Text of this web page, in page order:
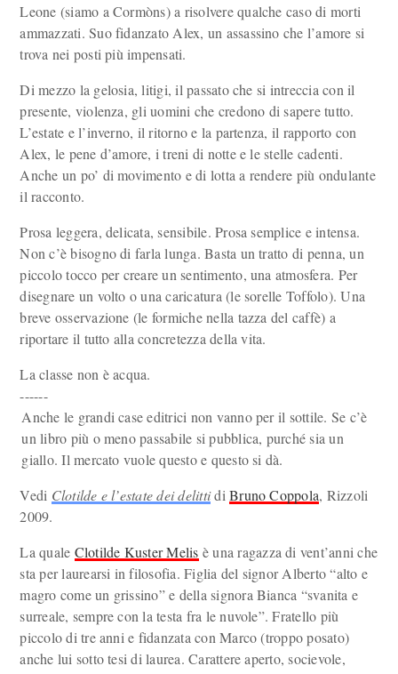
Leone (siamo a Cormòns) a risolvere qualche caso di morti
ammazzati. Suo fidanzato Alex, un assassino che l’amore si
trova nei posti più impensati.
Di mezzo la gelosia, litigi, il passato che si intreccia con il
presente, violenza, gli uomini che credono di sapere tutto.
L’estate e l’inverno, il ritorno e la partenza, il rapporto con
Alex, le pene d’amore, i treni di notte e le stelle cadenti.
Anche un po’ di movimento e di lotta a rendere più ondulante
il racconto.
Prosa leggera, delicata, sensibile. Prosa semplice e intensa.
Non c’è bisogno di farla lunga. Basta un tratto di penna, un
piccolo tocco per creare un sentimento, una atmosfera. Per
disegnare un volto o una caricatura (le sorelle Toffolo). Una
breve osservazione (le formiche nella tazza del caffè) a
riportare il tutto alla concretezza della vita.
La classe non è acqua.
------
Anche le grandi case editrici non vanno per il sottile. Se c’è
un libro più o meno passabile si pubblica, purché sia un
giallo. Il mercato vuole questo e questo si dà.
Vedi Clotilde e l’estate dei delittidiBruno Coppola, Rizzoli
2009.
La quale Clotilde Kuster Melis è una ragazza di vent’anni che
sta per laurearsi in filosofia. Figlia del signor Alberto “alto e
magro come un grissino” e della signora Bianca “svanita e
surreale, sempre con la testa fra le nuvole”. Fratello più
piccolo di tre anni e fidanzata con Marco (troppo posato)
anche lui sotto tesi di laurea. Carattere aperto, socievole,